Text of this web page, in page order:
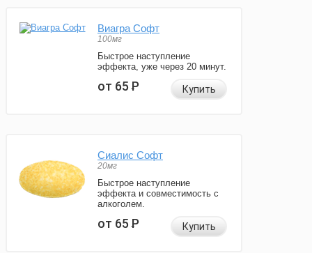
Виагра Софт
100мг
Быстрое наступление
эффекта, уже через 20 минут.
от 65Р Купить
Сиалис Софт
20мг
Быстрое наступление
эффекта и совместимость с
алкоголем.
от 65Р Купить